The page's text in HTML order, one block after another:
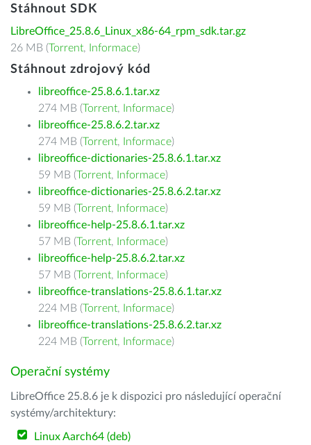
Stáhnout SDK
LibreOffice_25.8.6_Linux_x86-64_rpm_sdk.tar.gz
26 MB (Torrent, Informace)
Stáhnout zdrojový kód
libreoffice-25.8.6.1.tar.xz
274 MB (Torrent, Informace)
libreoffice-25.8.6.2.tar.xz
274 MB (Torrent, Informace)
libreoffice-dictionaries-25.8.6.1.tar.xz
59 MB (Torrent, Informace)
libreoffice-dictionaries-25.8.6.2.tar.xz
59 MB (Torrent, Informace)
libreoffice-help-25.8.6.1.tar.xz
57 MB (Torrent, Informace)
libreoffice-help-25.8.6.2.tar.xz
57 MB (Torrent, Informace)
libreoffice-translations-25.8.6.1.tar.xz
224 MB (Torrent, Informace)
libreoffice-translations-25.8.6.2.tar.xz
224 MB (Torrent, Informace)
Operační systémy
LibreOffice 25.8.6 je k dispozici pro následující operační
systémy/architektury:
Linux Aarch64 (deb)